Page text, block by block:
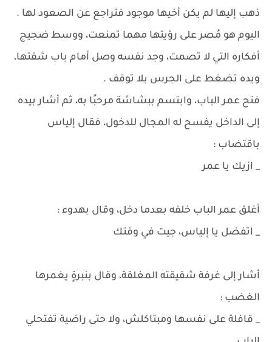
ذهب إليها لم يكن أخيها موجود فتراجع عن الصعود لها .
اليوم هو مُصر على رؤيتها مهما تمنعت، ووسط ضجيج
أفكاره التي لا تصمت، وجد نفسه وصل أمام باب شقتها،
ويده تضغط على الجرس بلا توقف .
فتح عمر الباب، وابتسم ببشاشة مرحبًا به، ثم أشار بيده
إلى الداخل يفسح له المجال للدخول، فقال إلياس
باقتضاب :
_ ازيك يا عمر
أغلق عمر الباب خلفه بعدما دخل، وقال بهدوء :
_ اتفضل يا إلياس، جيت في وقتك
أشار إلى غرفة شقيقته المغلقة، وقال بنبرةٍ يغمرها
الغضب :
_ قافلة على نفسها ومبتاكلش، ولا حتى راضية تفتحلي